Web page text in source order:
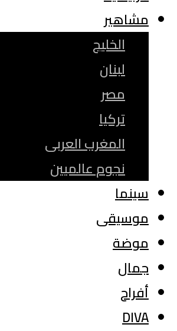
مشاهير
الخليج
لبنان
مصر
تركيا
المغرب العربى
نجوم عالميين
سينما
موسيقى
موضة
جمال
أفراح
DIVA